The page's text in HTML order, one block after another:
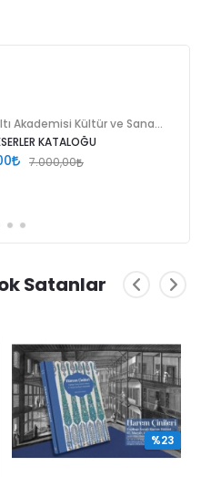
KATALOĞU
7.000,00
Satanlar
%23